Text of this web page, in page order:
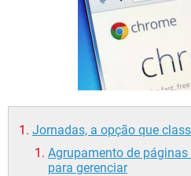
Jornadas, a opção que
Agrupamento de
para gerenciar